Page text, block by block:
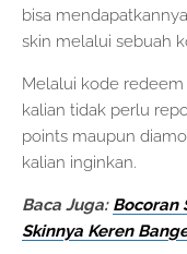
bisa
skin melalui sebuah
Melalui kode
kalian tidak perlu
points maupun
kalian inginkan.
Baca Juga: Bocoran
Skinnya Keren